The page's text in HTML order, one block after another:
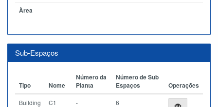
Àrea
Sub-Espaços
Tipo Nome
Número da
Planta
Número de Sub
Espaços
Operações
Building C1 - 6